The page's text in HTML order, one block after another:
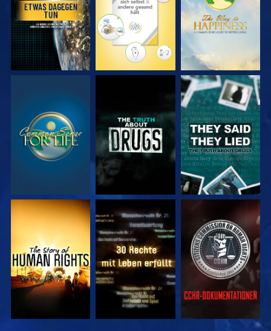
ANSEHEN ANSEHEN ANSEHEN
ANSEHEN ANSEHEN ANSEHEN